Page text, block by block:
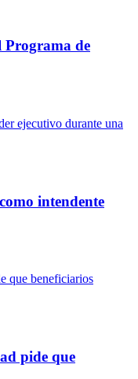
Programa de
intendente
pide que